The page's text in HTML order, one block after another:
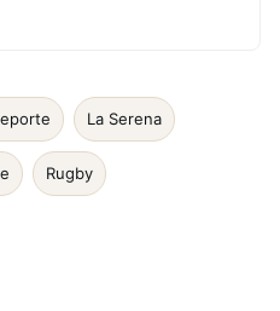
La Serena
Rugby